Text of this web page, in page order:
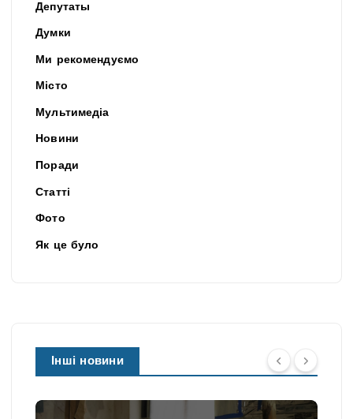
Депутаты
Думки
Ми рекомендуємо
Місто
Мультимедіа
Новини
Поради
Статті
Фото
Як це було
Інші новини